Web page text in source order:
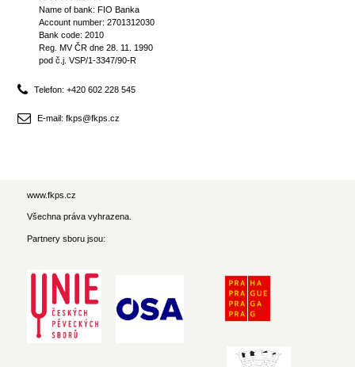
Name of bank: FIO Banka
Account number: 2701312030
Bank code: 2010
Reg. MV ČR dne 28. 11. 1990
pod č.j. VSP/1-3347/90-R
Telefon: +420 602 228 545
E-mail: fkps@fkps.cz
www.fkps.cz
Všechna práva vyhrazena.
Partnery sboru jsou: